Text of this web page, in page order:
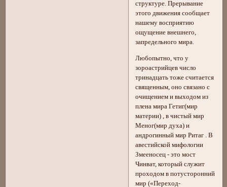
структуре. Прерывание
этого движения сообщает
нашему восприятию
ощущение внешнего,
запредельного мира.
Любопытно, что у
зороастрийцев число
тринадцать тоже считается
священным, оно связано с
очищением и выходом из
плена мира Гетиг(мир
материи) , в чистый мир
Меног(мир духа) и
андрогинный мир Ритаг . В
авестийской мифологии
Змееносец - это мост
Чинват, который служит
проходом в потусторонний
мир («Переход-